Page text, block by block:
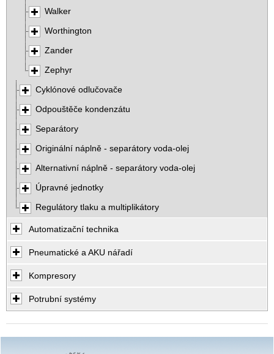
Walker
Worthington
Zander
Zephyr
Cyklónové odlučovače
Odpouštěče kondenzátu
Separátory
Originální náplně - separátory voda-olej
Alternativní náplně - separátory voda-olej
Úpravné jednotky
Regulátory tlaku a multiplikátory
Automatizační technika
Pneumatické a AKU nářadí
Kompresory
Potrubní systémy